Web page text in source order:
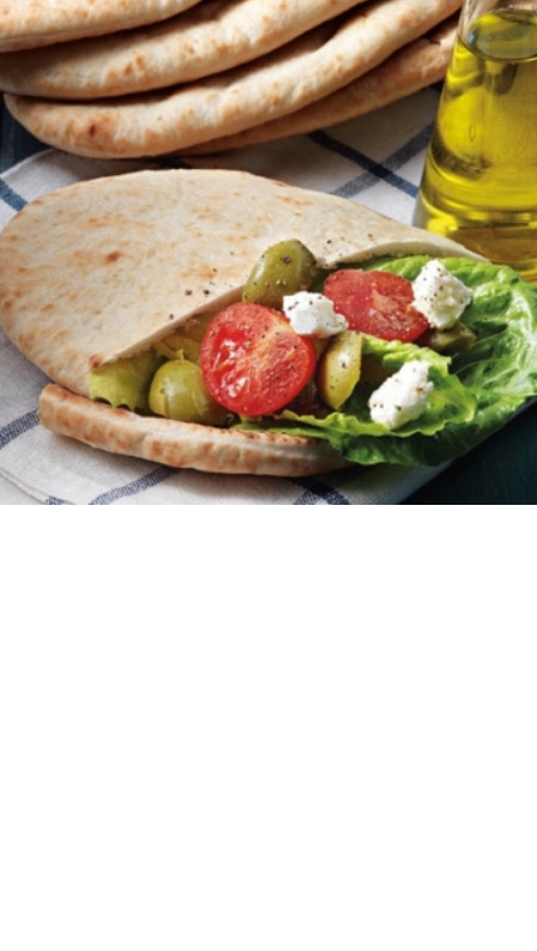
ΣΥΝΤΑΓΕΣ ΑΛΜΥΡΑ ΠΙΤΕΣ
Κυπριακή πίτα
Φανταστικές κυπριακές πίτες για να τις γεμίσετε με
τα αγαπημένα σας υλικά,
Εύκολη 0:25
8 20 λεπτά 5 λεπτά